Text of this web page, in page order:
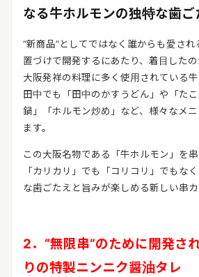
なる牛ホルモンの独特な歯ご
“新商品”としてではなく誰からも愛され
置づけで開発するにあたり、着目したの
大阪発祥の料理に多く使用されている
田中でも「田中のかすうどん」や「た
鍋」「ホルモン炒め」など、様々なメ
ます。
この大阪名物である「牛ホルモン」を串
「カリカリ」でも「コリコリ」でもな
な歯ごたえと旨みが楽しめる新しい串カ
2．“無限串”のために開発さ
りの特製ニンニク醤油タレ